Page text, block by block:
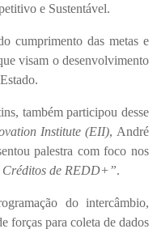
e Sustentável.
cumprimento das metas e
visam o desenvolvimento
também participou desse
Institute (EII), André
palestra com foco nos
Créditos de REDD+”.
do intercâmbio,
forças para coleta de dados